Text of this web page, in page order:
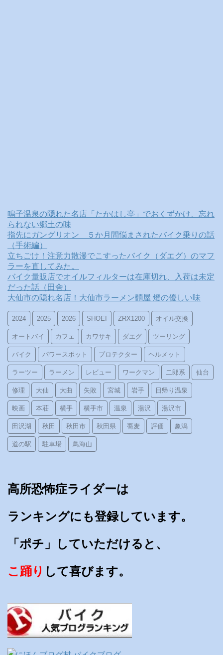
鳴子温泉の隠れた名店「たかはし亭」でおくずかけ、忘れ
られない郷土の味
指先にガングリオン ５か月間悩まされたバイク乗りの話
（手術編）
立ちごけ！注意力散漫でこすったバイク（ダエグ）のマフ
ラーを直してみた。
バイク量販店でオイルフィルターは在庫切れ、入荷は未定
だった話（田舎）
大仙市の隠れ名店！大仙市ラーメン麵屋 燈の優しい味
2024 2025 2026 SHOEI ZRX1200 オイル交換
オートバイ カフェ カワサキ ダエグ ツーリング
バイク パワースポット プロテクター ヘルメット
ラーツー ラーメン レビュー ワークマン 二郎系 仙台
修理 大仙 大曲 失敗 宮城 岩手 日帰り温泉
映画 本荘 横手 横手市 温泉 湯沢 湯沢市
田沢湖 秋田 秋田市 秋田県 蕎麦 評価 象潟
道の駅 駐車場 鳥海山
高所恐怖症ライダーは
ランキングにも登録しています。
「ポチ」していただけると、
こ踊り して喜びます。